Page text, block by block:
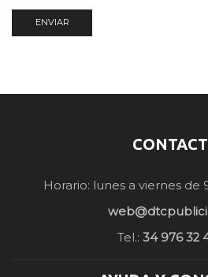
Horario: lunes a viernes de
Tel.: 34 976 32